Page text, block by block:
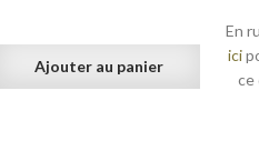
Ajouter au panier
En
ici
ce